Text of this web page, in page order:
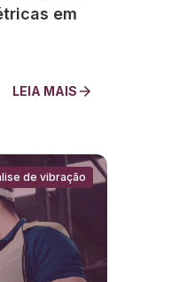
em
LEIA MAIS
de vibração